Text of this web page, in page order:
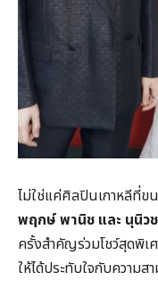
ไม่ใช่แค่ศิลปินเกาหลีที่ข
พฤกษ์ พานิช และ นุนิว
ครั้งสำคัญร่วมโชว์สุดพิเ
ให้ได้ประทับใจกับความ